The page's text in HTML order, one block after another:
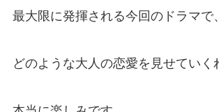
最大限に発揮される今回のドラマで、
どのような大人の恋愛を見せていく